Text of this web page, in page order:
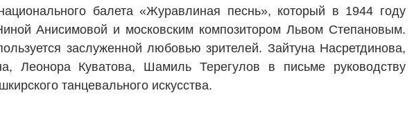
балета «Журавлиная песнь», который в 1944 году
Анисимовой и московским композитором Львом Степановым.
заслуженной любовью зрителей. Зайтуна Насретдинова,
Леонора Куватова, Шамиль Терегулов в письме руководству
танцевального искусства.